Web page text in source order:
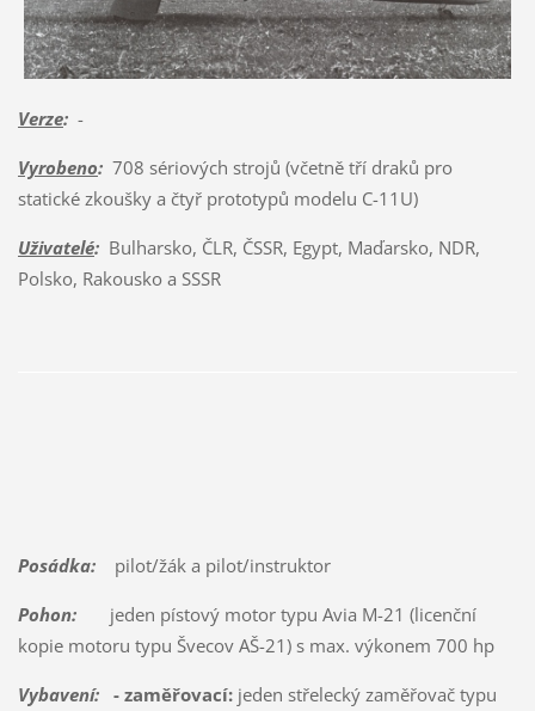
Verze:-
Vyrobeno:708 sériových strojů (včetně tří draků pro
statické zkoušky a čtyř prototypů modelu C-11U)
Uživatelé:Bulharsko, ČLR, ČSSR, Egypt, Maďarsko, NDR,
Polsko, Rakousko a SSSR
Posádka:pilot/žák a pilot/instruktor
Pohon:jeden pístový motor typu Avia M-21 (licenční
kopie motoru typu Švecov AŠ-21) s max. výkonem 700 hp
Vybavení: - zaměřovací:jeden střelecký zaměřovač typu